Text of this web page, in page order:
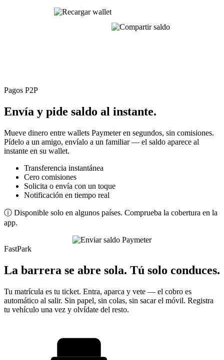
Pagos P2P
Envía y pide saldo al instante.
Mueve dinero entre wallets Paymeter en segundos, sin comisiones.
Pídelo a un amigo, envíalo a un familiar — el saldo aparece al
instante en su wallet.
Transferencia instantánea
Cero comisiones
Solicita o envía con un toque
Notificación en tiempo real
ⓘ Disponible solo en algunos países. Comprueba la cobertura en la
app.
FastPark
La barrera se abre sola. Tú solo conduces.
Tu matrícula es tu ticket. Entra, aparca y vete — el cobro es
automático al salir. Sin papel, sin colas, sin sacar el móvil. Registra
tu vehículo una vez y olvídate del resto.